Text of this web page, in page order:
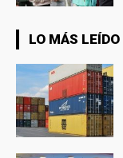
LO MÁS LEÍDO